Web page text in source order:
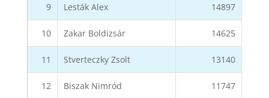
9 Lesták Alex 14897
10 Zakar Boldizsár 14625
11 Stverteczky Zsolt 13140
12 Biszak Nimród 11747